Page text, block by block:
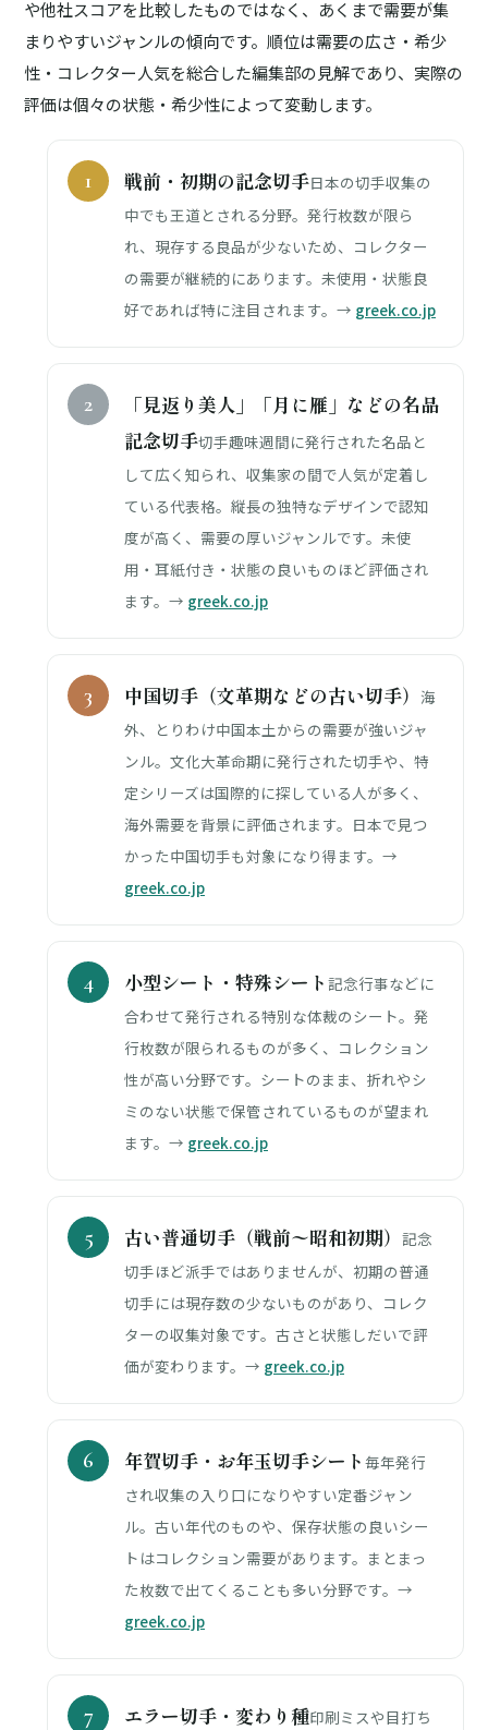
や他社スコアを比較したものではなく、あくまで需要が集
まりやすいジャンルの傾向です。順位は需要の広さ・希少
性・コレクター人気を総合した編集部の見解であり、実際の
評価は個々の状態・希少性によって変動します。
戦前・初期の記念切手日本の切手収集の
中でも王道とされる分野。発行枚数が限ら
れ、現存する良品が少ないため、コレクター
の需要が継続的にあります。未使用・状態良
好であれば特に注目されます。→ greek.co.jp
「見返り美人」「月に雁」などの名品
記念切手切手趣味週間に発行された名品と
して広く知られ、収集家の間で人気が定着し
ている代表格。縦長の独特なデザインで認知
度が高く、需要の厚いジャンルです。未使
用・耳紙付き・状態の良いものほど評価され
ます。→ greek.co.jp
中国切手（文革期などの古い切手） 海
外、とりわけ中国本土からの需要が強いジャ
ンル。文化大革命期に発行された切手や、特
定シリーズは国際的に探している人が多く、
海外需要を背景に評価されます。日本で見つ
かった中国切手も対象になり得ます。→
greek.co.jp
小型シート・特殊シート 記念行事などに
合わせて発行される特別な体裁のシート。発
行枚数が限られるものが多く、コレクション
性が高い分野です。シートのまま、折れやシ
ミのない状態で保管されているものが望まれ
ます。→ greek.co.jp
古い普通切手（戦前〜昭和初期） 記念
切手ほど派手ではありませんが、初期の普通
切手には現存数の少ないものがあり、コレク
ターの収集対象です。古さと状態しだいで評
価が変わります。→ greek.co.jp
年賀切手・お年玉切手シート 毎年発行
され収集の入り口になりやすい定番ジャン
ル。古い年代のものや、保存状態の良いシー
トはコレクション需要があります。まとまっ
た枚数で出てくることも多い分野です。→
greek.co.jp
エラー切手・変わり種印刷ミスや目打ち